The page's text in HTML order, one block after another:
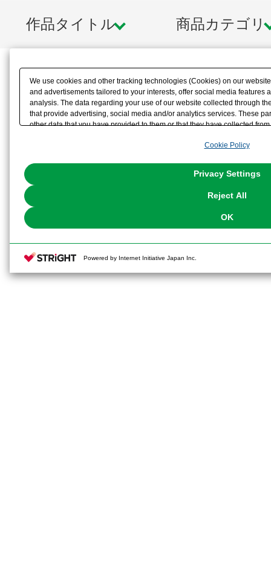
作品タイトル 商品カテゴリ
We use cookies and other tracking technologies (Cookies) on our
and advertisements tailored to your interests, offer social media features
analysis. The data regarding your use of our website collected through
that provide advertising, social media and/or analytics services. These
other data that you have provided to them or that they have collected
the use of all Cookies except for Strictly Necessary Cookies, please
You can change your consent or rejection settings at any time via
Cookie Policy
Privacy Settings
Reject All
OK
Powered by Internet Initiative Japan Inc.